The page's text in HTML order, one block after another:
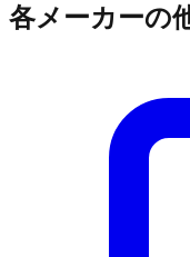
各メーカーの